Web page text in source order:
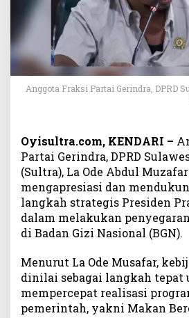
D
S
u
l
t
r
k
u
n
g
P
e
y
g
a
r
a
Anggota Fraksi Partai Gerindra, DPRD
Oyisultra.com, KENDARI –
Partai Gerindra, DPRD
(Sultra), La Ode Abdul Muzafar
mengapresiasi dan
langkah strategis Presiden
dalam melakukan
di Badan Gizi Nasional (BGN).
Menurut La Ode Musafar,
dinilai sebagai langkah tepat
mempercepat realisasi
pemerintah, yakni Makan